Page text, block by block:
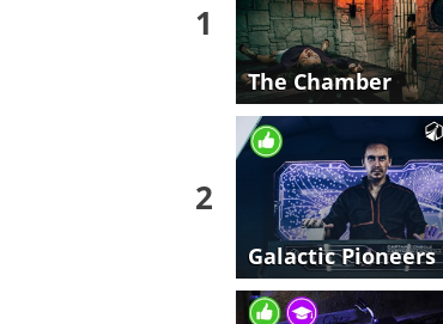
1
The Chamber
2
Galactic Pioneers